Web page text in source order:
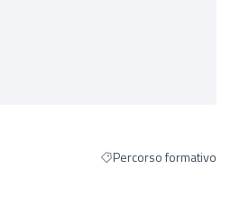
Filtra i risultati per
Percorso formativo